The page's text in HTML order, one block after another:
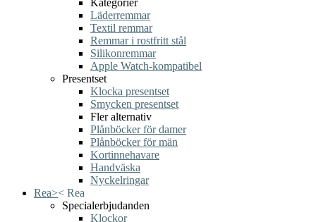
Kategorier
Läderremmar
Textil remmar
Remmar i rostfritt stål
Silikonremmar
Apple Watch-kompatibel
Presentset
Klocka presentset
Smycken presentset
Fler alternativ
Plånböcker för damer
Plånböcker för män
Kortinnehavare
Handväska
Nyckelringar
Rea>< Rea
Specialerbjudanden
Klockor